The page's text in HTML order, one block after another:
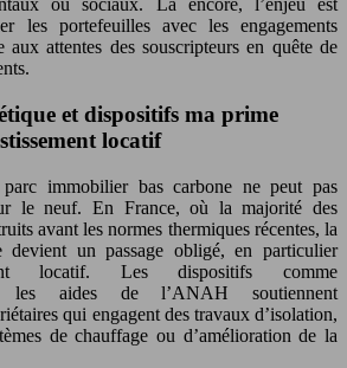
ou sociaux. Là encore, l’enjeu est
les portefeuilles avec les engagements
aux attentes des souscripteurs en quête de
et dispositifs ma prime
locatif
immobilier bas carbone ne peut pas
le neuf. En France, où la majorité des
avant les normes thermiques récentes, la
devient un passage obligé, en particulier
locatif. Les dispositifs comme
aides de l’ANAH soutiennent
qui engagent des travaux d’isolation,
de chauffage ou d’amélioration de la